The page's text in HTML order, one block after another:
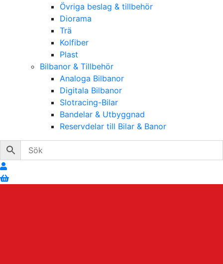
Övriga beslag & tillbehör
Diorama
Trä
Kolfiber
Plast
Bilbanor & Tillbehör
Analoga Bilbanor
Digitala Bilbanor
Slotracing-Bilar
Bandelar & Utbyggnad
Reservdelar till Bilar & Banor